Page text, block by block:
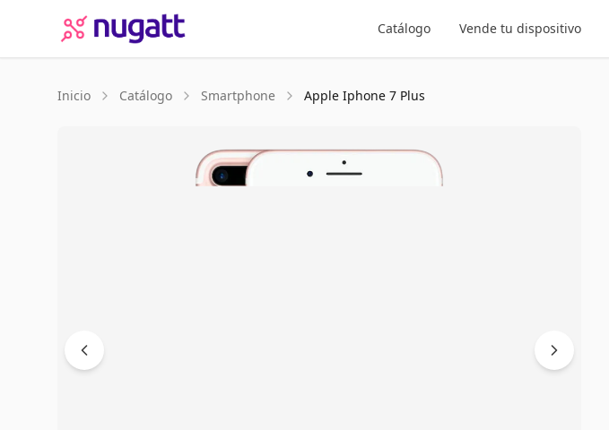
Catálogo Vende tu dispositivo
Inicio Catálogo Smartphone Apple Iphone 7 Plus